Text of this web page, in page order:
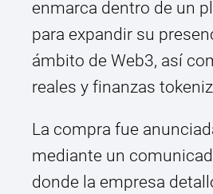
enmarca dentro de un
para expandir su
ámbito de Web3, así
reales y finanzas
La compra fue
mediante un
donde la empresa